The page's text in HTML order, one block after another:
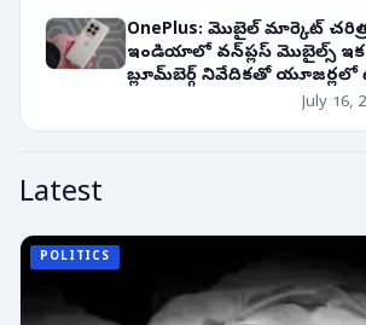
OnePlus: మొబైల్ మార్కెట్
ఇండియాలో వన్‌ప్లస్ మొబైల్స్
బ్లూమ్‌బెర్గ్ నివేదికతో యూజర్లలో
July 16,
Latest
POLITICS